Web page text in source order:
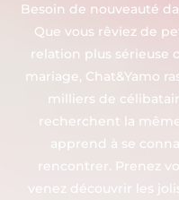
Besoin de nouveauté
Que vous rêviez de
relation plus sérieuse
mariage, Chat&Yamo
milliers de
recherchent la
apprend à se
rencontrer. Prenez
venez découvrir les